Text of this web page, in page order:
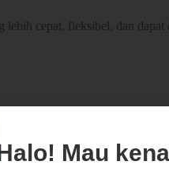
lebih cepat, fleksibel, dan dapat
Mau